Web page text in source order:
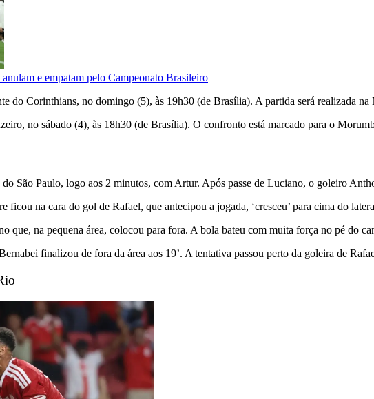
e empatam pelo Campeonato Brasileiro
do Corinthians, no domingo (5), às 19h30 (de Brasília). A partida será realizada
no sábado (4), às 18h30 (de Brasília). O confronto está marcado para o
São Paulo, logo aos 2 minutos, com Artur. Após passe de Luciano, o goleiro
na cara do gol de Rafael, que antecipou a jogada, ‘cresceu’ para cima do
que, na pequena área, colocou para fora. A bola bateu com muita força no pé do
finalizou de fora da área aos 19’. A tentativa passou perto da goleira de